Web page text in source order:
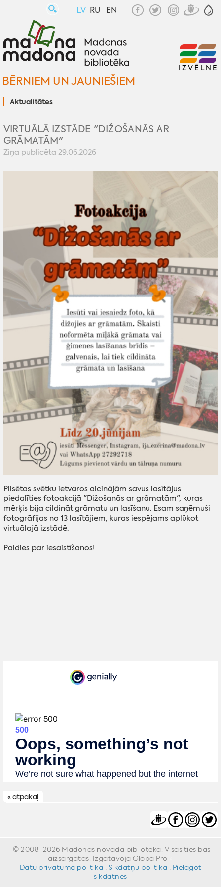
LV RU EN
BĒRNIEM UN JAUNIEŠIEM
Aktualitātes
IZVĒLNE
VIRTUĀLĀ IZSTĀDE "DIŽOŠANĀS AR
GRĀMATĀM"
Ziņa publicēta 29.06.2026
Pilsētas svētku ietvaros aicinājām savus lasītājus
piedalīties fotoakcijā "Dižošanās ar grāmatām", kuras
mērķis bija cildināt grāmatu un lasīšanu. Esam saņēmuši
fotogrāfijas no 13 lasītājiem, kuras iespējams aplūkot
virtuālajā izstādē.
Paldies par iesaistīšanos!
« atpakaļ
© 2008-2026 Madonas novada bibliotēka. Visas tiesības
aizsargātas. IzgatavojaGlobalPro
Datu privātuma politika
Sīkdatņu politika
Pielāgot
sīkdatnes